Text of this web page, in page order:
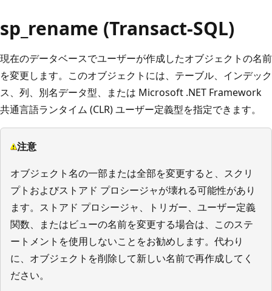
sp_rename (Transact-SQL)
現在のデータベースでユーザーが作成したオブジェクトの名前
を変更します。このオブジェクトには、テーブル、インデック
ス、列、別名データ型、または Microsoft .NET Framework
共通言語ランタイム (CLR) ユーザー定義型を指定できます。
注意
オブジェクト名の一部または全部を変更すると、スクリ
プトおよびストアド プロシージャが壊れる可能性があり
ます。ストアド プロシージャ、トリガー、ユーザー定義
関数、またはビューの名前を変更する場合は、このステ
ートメントを使用しないことをお勧めします。代わり
に、オブジェクトを削除して新しい名前で再作成してく
ださい。